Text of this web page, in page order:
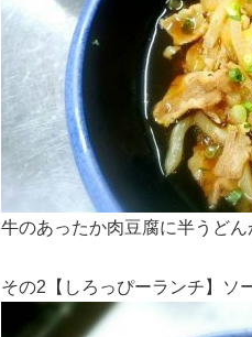
牛のあったか肉豆腐に半うど
その2【しろっぴーランチ】ソ